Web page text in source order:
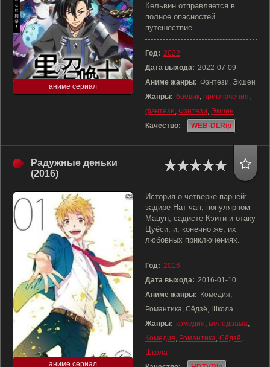
аниме сериал
Кельвин отправляется в
полное опасностей
путешествие.
Год: 2022
Дата выхода: 2022-07-09
Аниме жанры: Фэнтези, Экшен
Жанры: боевик, приключения,
фэнтези, Фэнтези, Экшен
Качество:
WEB-DLRip
Радужные деньки
(2016)
аниме сериал
История о четверке парней:
задире Нат-чан, популярном
Мацун, садисте Кэити и отаку
Цуёси, и, конечно же, их
любовных приключениях.
Год: 2016
Дата выхода: 2016-01-10
Аниме жанры: Комедия,
Романтика, Сёдзё, Школа
Жанры: комедия, мелодрама,
Комедия, Романтика, Сёдзё,
Школа